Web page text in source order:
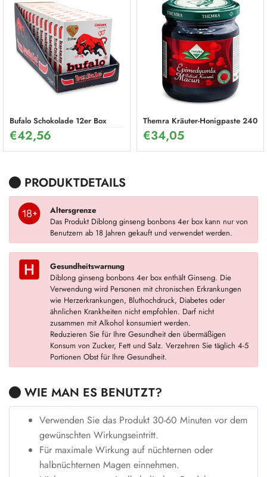
Bufalo Schokolade 12er Box
€42,56
Themra Kräuter-Honigpaste 240g
€34,05
PRODUKTDETAILS
Altersgrenze
Das Produkt Diblong ginseng bonbons 4er box kann nur von
Benutzern ab 18 Jahren gekauft und verwendet werden.
Gesundheitswarnung
Diblong ginseng bonbons 4er box enthält Ginseng. Die
Verwendung wird Personen mit chronischen Erkrankungen
wie Herzerkrankungen, Bluthochdruck, Diabetes oder
ähnlichen Krankheiten nicht empfohlen. Darf nicht
zusammen mit Alkohol konsumiert werden.
Reduzieren Sie für Ihre Gesundheit den übermäßigen
Konsum von Zucker, Fett und Salz. Verzehren Sie täglich 4-5
Portionen Obst für Ihre Gesundheit.
WIE MAN ES BENUTZT?
Verwenden Sie das Produkt 30-60 Minuten vor dem
gewünschten Wirkungseintritt.
Für maximale Wirkung auf nüchternen oder
halbnüchternen Magen einnehmen.